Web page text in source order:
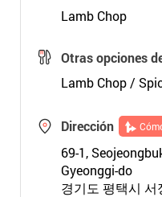
Lamb Chop
Otras opciones
Lamb Chop /
Dirección
69-1,
Gyeonggi-do
경기도 평택시 서